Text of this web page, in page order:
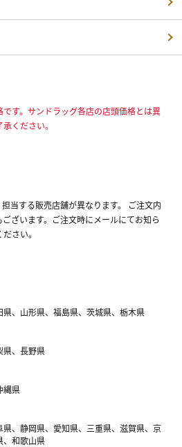
す。サンドラッグ各店の店頭価格とは異
ください。
当する販売店舗が異なります。 ご注文内
ざいます。ご注文時にメールにてお知ら
さい。
、山形県、福島県、茨城県、栃木県
県、長野県
縄県
、静岡県、愛知県、三重県、滋賀県、京
、和歌山県